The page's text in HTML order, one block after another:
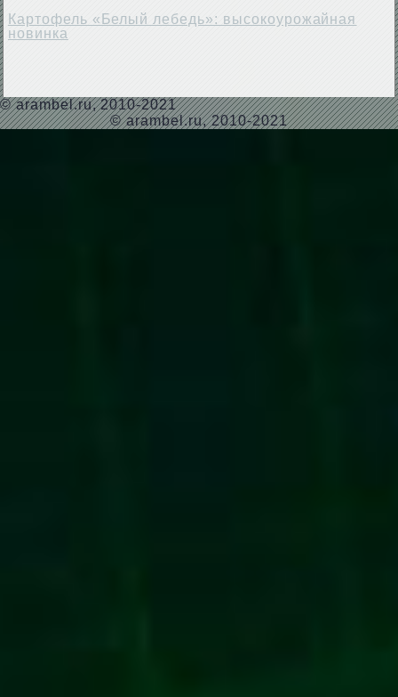
Картофель «Белый лебедь»: высокоурожайная
новинка
© arambel.ru, 2010-2021
© arambel.ru, 2010-2021